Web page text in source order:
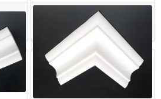
534,00 ₽/шт
Купить